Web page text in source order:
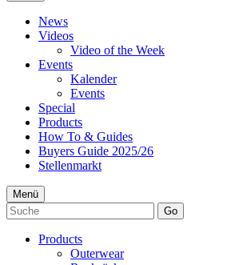
News
Videos
Video of the Week
Events
Kalender
Events
Special
Products
How To & Guides
Buyers Guide 2025/26
Stellenmarkt
Menü
Go
Products
Outerwear